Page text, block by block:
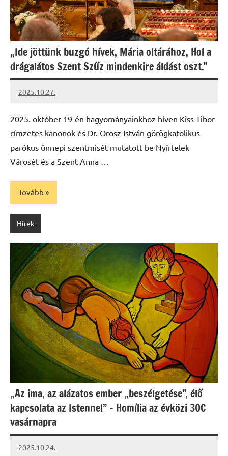
„Ide jöttünk buzgó hívek, Mária oltárához, Hol a
drágalátos Szent Szűz mindenkire áldást oszt.”
2025.10.27.
Leiszt
2025. október 19-én hagyományainkhoz híven Kiss Tibor
címzetes kanonok és Dr. Orosz István görögkatolikus
parókus ünnepi szentmisét mutatott be Nyírtelek
Városét és a Szent Anna …
Tovább
Hírek
„Az ima, az alázatos ember „beszélgetése”, élő
kapcsolata az Istennel” – Homília az évközi 30C
vasárnapra
2025.10.24.
Leiszt